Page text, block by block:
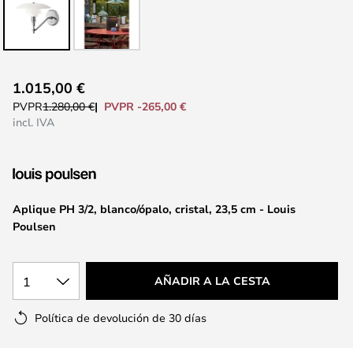
comienzo
galería
imágenes
Aplique PH 3/2, blanco/ópalo, cristal, 23,5 cm - Louis
Poulsen
1.015,00 €
PVPR1.280,00 €
PVPR -265,00 €
incl. IVA
1 AÑADIR A LA CESTA
Política de devolución de 30 días